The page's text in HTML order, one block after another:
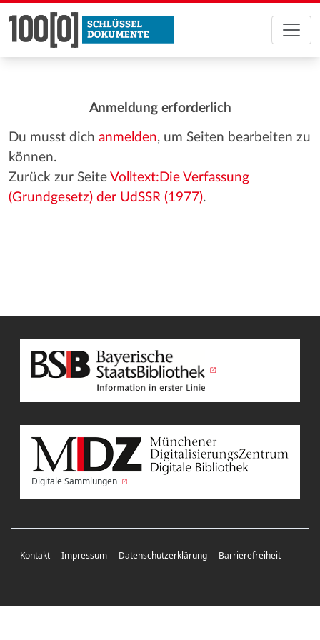
Anmeldung erforderlich
Du musst dich anmelden, um Seiten bearbeiten zu
können.
Zurück zur Seite Volltext:Die Verfassung
(Grundgesetz) der UdSSR (1977).
Digitale Sammlungen
Kontakt Impressum Datenschutzerklärung Barrierefreiheit